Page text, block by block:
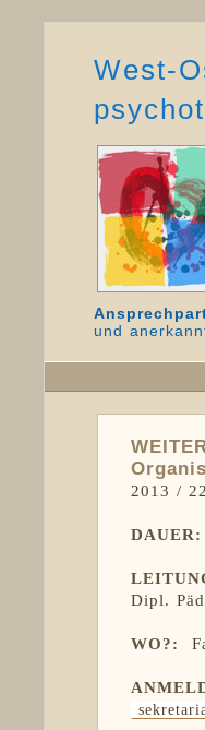
West-
und
2013 /
DAUER:
Dipl.
WO?: